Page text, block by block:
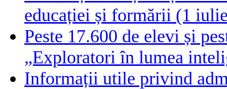
educației și formării (1
Peste 17.600 de elevi și
„Exploratori în lumea
Informații utile privind